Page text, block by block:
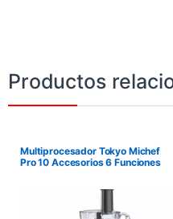
Productos
Multiprocesador Tokyo Michef
Pro 10 Accesorios 6 Funciones